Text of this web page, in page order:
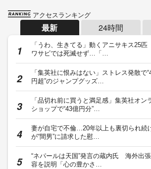
アクセスランキング
最新 24時間
「うわ、生きてる」動くアニサキス25
ワサビでは死滅せず…「…
「集英社に恨みはない」ストレス発散で
円超”のジャンプグッズ…
「品切れ前に買うと満足感」集英社オン
ショップで“43億円分”…
妻が自宅で不倫…20年以上も裏切られ続
が“間男”に請求した慰…
“ネパールは天国”発言の蔵内氏 海外出
容を説明「心の豊かさ…